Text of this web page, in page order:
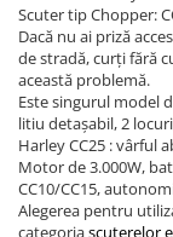
Scuter tip Chopper:
Dacă nu ai priză
de stradă, curți fără
această problemă.
Este singurul model
litiu detașabil, 2
Harley CC25 : vârful
Motor de 3.000W,
CC10/CC15,
Alegerea pentru
categoriascuterelor